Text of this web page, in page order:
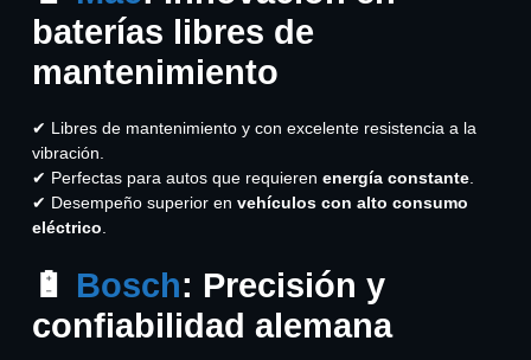
baterías libres de
mantenimiento
✔ Libres de mantenimiento y con excelente resistencia a la
vibración.
✔ Perfectas para autos que requieren energía constante.
✔ Desempeño superior en vehículos con alto consumo
eléctrico
🔋 Bosch: Precisión y
confiabilidad alemana